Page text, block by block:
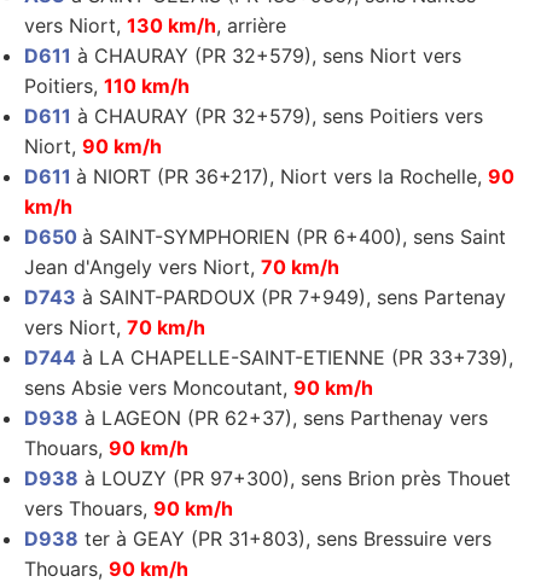
vers Niort, 130 km/h, arrière
D611 à CHAURAY (PR 32+579), sens Niort vers
Poitiers, 110 km/h
D611 à CHAURAY (PR 32+579), sens Poitiers vers
Niort, 90 km/h
D611 à NIORT (PR 36+217), Niort vers la Rochelle, 90
km/h
D650 à SAINT-SYMPHORIEN (PR 6+400), sens Saint
Jean d'Angely vers Niort, 70 km/h
D743 à SAINT-PARDOUX (PR 7+949), sens Partenay
vers Niort, 70 km/h
D744 à LA CHAPELLE-SAINT-ETIENNE (PR 33+739),
sens Absie vers Moncoutant, 90 km/h
D938 à LAGEON (PR 62+37), sens Parthenay vers
Thouars, 90 km/h
D938 à LOUZY (PR 97+300), sens Brion près Thouet
vers Thouars, 90 km/h
D938 ter à GEAY (PR 31+803), sens Bressuire vers
Thouars, 90 km/h